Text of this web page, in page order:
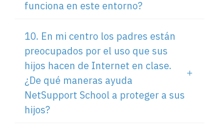
funciona en este entorno?
10. En mi centro los padres están
preocupados por el uso que sus
hijos hacen de Internet en clase.
¿De qué maneras ayuda
NetSupport School a proteger a sus
hijos?